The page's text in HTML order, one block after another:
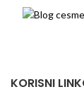
KORISNI